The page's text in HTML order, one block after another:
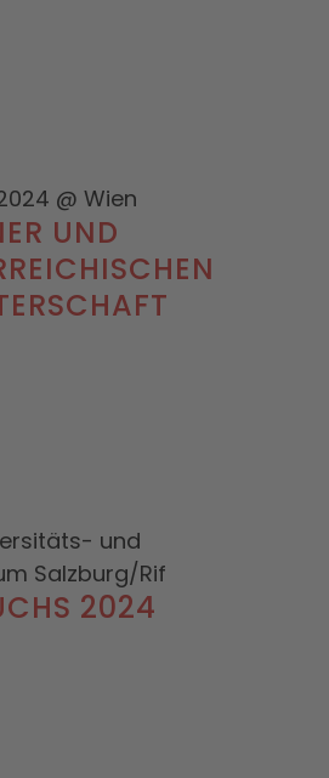
@ Wien
UND
und
Salzburg/Rif
2024